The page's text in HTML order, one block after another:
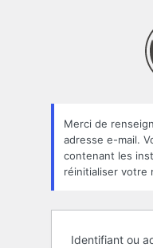
oublié
Merci de
adresse e-mail.
contenant les
réinitialiser votre
Identifiant ou